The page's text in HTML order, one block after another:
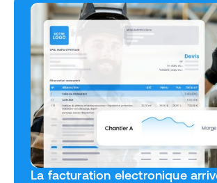
rédige ? Que […]
La facturation electronique